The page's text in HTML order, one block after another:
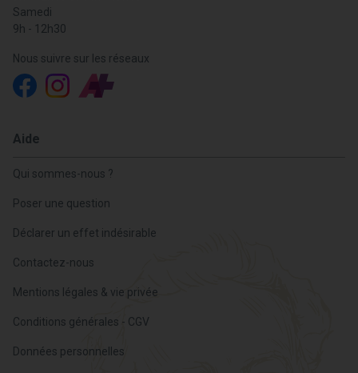
Samedi
9h - 12h30
Nous suivre sur les réseaux
Aide
Qui sommes-nous ?
Poser une question
Déclarer un effet indésirable
Contactez-nous
Mentions légales & vie privée
Conditions générales - CGV
Données personnelles